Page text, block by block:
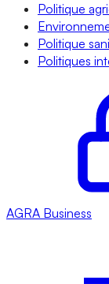
Politique
Politique
Politiques
AGRA Business